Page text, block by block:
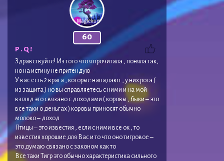
60
P . Q !
Здравствуйте! Из того что я прочитала , поняла так,
но на истину не притендую
У вас есть 2 врага , которые нападают , у них рога (
из защита ) но вы справляетесь с ними и на мой
взгляд это связано с доходами ( коровы , быки – это
все таки о деньгах ) коровы приносят обычно
молоко – доход
Птицы – это известия , если с ними все ок , то
известия хорошие для Вас и то что оно тигровое –
это думаю связано с законом как то
Все таки Тигр это обычно характеристика сильного